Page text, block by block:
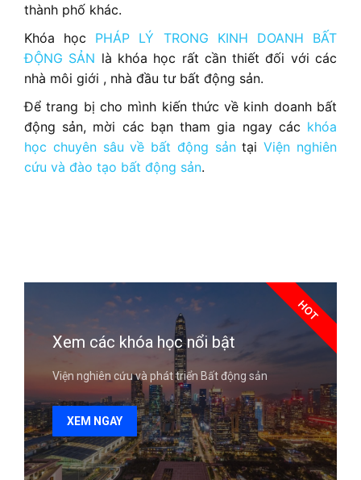
thành phố khác.
Khóa học PHÁP LÝ TRONG KINH DOANH BẤT
ĐỘNG SẢN là khóa học rất cần thiết đối với các
nhà môi giới , nhà đầu tư bất động sản.
Để trang bị cho mình kiến thức về kinh doanh bất
động sản, mời các bạn tham gia ngay các khóa
học chuyên sâu về bất động sảntạiViện nghiên
cứu và đào tạo bất động sản.
Xem các khóa học nổi bật
Viện nghiên cứu và phát triển Bất động sản
XEM NGAY
HOT